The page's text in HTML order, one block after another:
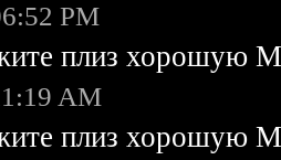
PM
плиз хорошую
AM
плиз хорошую